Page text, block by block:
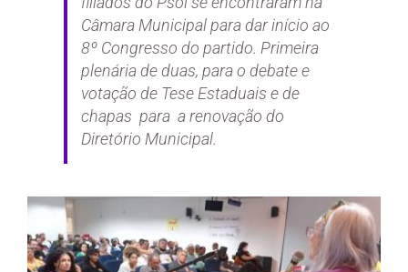
Câmara Municipal para dar início ao
8º Congresso do partido. Primeira
plenária de duas, para o debate e
votação de Tese Estaduais e de
chapas para a renovação do
Diretório Municipal.